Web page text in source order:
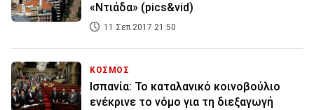
«Ντιάδα» (pics&vid)
11 Σεπ 2017 21:50
ΚΟΣΜΟΣ
Ισπανία: Το καταλανικό κοινοβούλιο
ενέκρινε το νόμο για τη διεξαγωγή